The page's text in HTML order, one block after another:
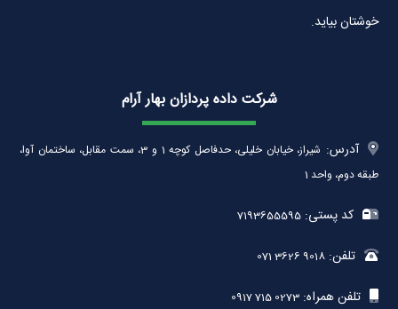
خوشتان بیاید.
شرکت داده پردازان بهار آرام
آدرس:
شیراز، خیابان خلیلی، حدفاصل کوچه 1 و 3، سمت مقابل، ساختمان آوا،
طبقه دوم، واحد 1
کد پستی:7193655595
تلفن:071 3626 9018
تلفن همراه:0917 715 0273